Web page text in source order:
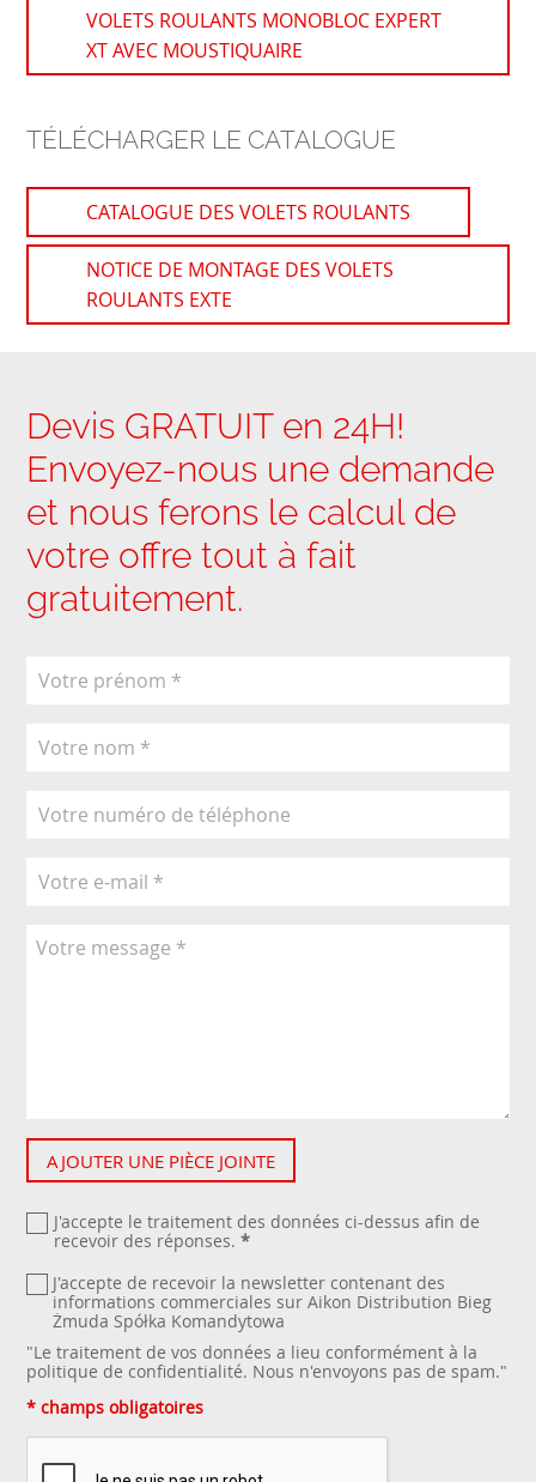
VOLETS ROULANTS MONOBLOC EXPERT
XT AVEC MOUSTIQUAIRE
TÉLÉCHARGER LE CATALOGUE
CATALOGUE DES VOLETS ROULANTS
NOTICE DE MONTAGE DES VOLETS
ROULANTS EXTE
Devis GRATUIT en 24H!
Envoyez-nous une demande
et nous ferons le calcul de
votre offre tout à fait
gratuitement.
AJOUTER UNE PIÈCE JOINTE
J'accepte le traitement des données ci-dessus afin de
recevoir des réponses. *
J'accepte de recevoir la newsletter contenant des
informations commerciales sur Aikon Distribution Bieg
Żmuda Spółka Komandytowa
"Le traitement de vos données a lieu conformément à la
politique de confidentialité. Nous n'envoyons pas de spam."
* champs obligatoires